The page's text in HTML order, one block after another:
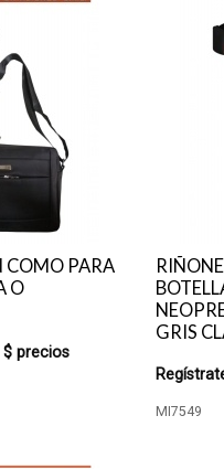
COMO PARA
O
$ precios
GRIS
MI7549